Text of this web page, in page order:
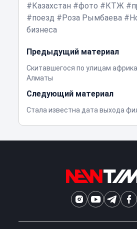
Казахстан
фото КТЖ
поезд
Роза Рымбаева
бизнеса
Предыдущий материал
Скитавшегося по улицам
Алматы
Следующий материал
Стала известна дата выхода